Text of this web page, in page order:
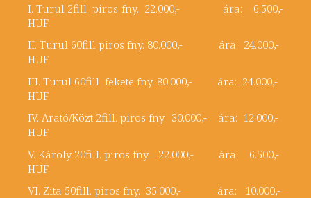
I. Turul 2fill piros fny. 22.000,- ára: 6.500,-
HUF
II. Turul 60fill piros fny. 80.000,- ára: 24.000,-
HUF
III. Turul 60fill fekete fny. 80.000,- ára: 24.000,-
HUF
IV. Arató/Közt 2fill. piros fny. 30.000,- ára: 12.000,-
HUF
V. Károly 20fill. piros fny. 22.000,- ára: 6.500,-
HUF
VI. Zita 50fill. piros fny. 35.000,- ára: 10.000,-